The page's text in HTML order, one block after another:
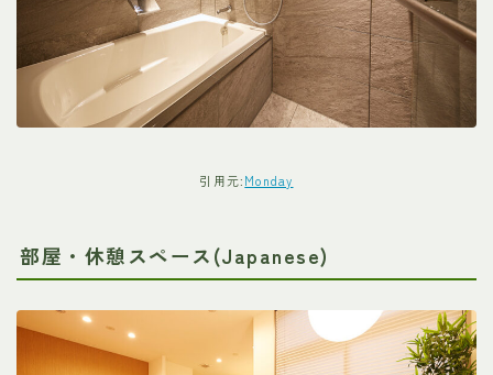
引用元:Monday
部屋・休憩スペース(Japanese)